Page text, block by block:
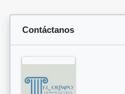
Contáctanos